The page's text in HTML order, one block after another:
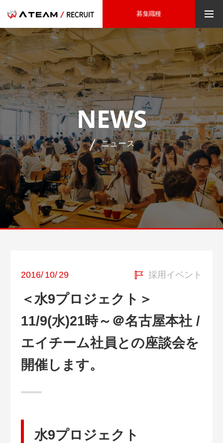
募集職種
NEWS
ニュース
採用イベント
2016/ 10/29
＜水9プロジェクト＞
11/9(水)21時～＠名古屋本社 /
エイチーム社員との座談会を
開催します。
水9プロジェクト